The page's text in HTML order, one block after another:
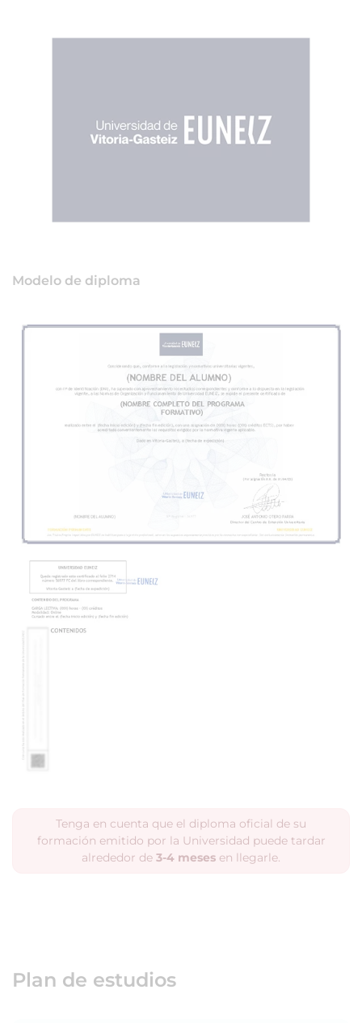
Modelo de diploma
Tenga en cuenta que el diploma oficial de su
formación emitido por la Universidad puede tardar
alrededor de 3-4 meses en llegarle.
Plan de estudios